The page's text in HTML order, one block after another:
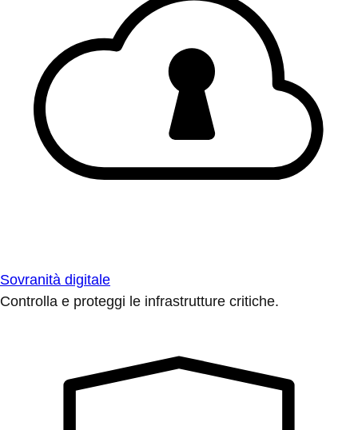
Sovranità digitale
Controlla e proteggi le infrastrutture critiche.